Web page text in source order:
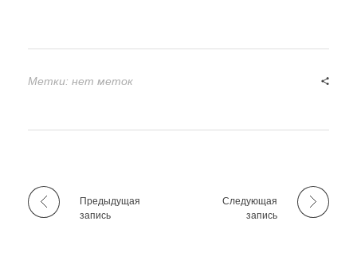
Метки: нет меток
Предыдущая
запись
Следующая
запись